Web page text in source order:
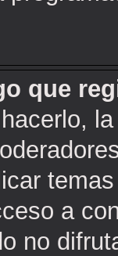
que
a
no